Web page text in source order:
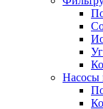
Насосы